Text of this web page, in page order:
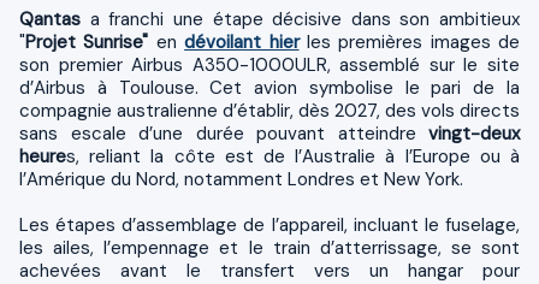
Qantas a franchi une étape décisive dans son ambitieux
"Projet Sunrise" endévoilant hierles premières images de
son premier Airbus A350-1000ULR, assemblé sur le site
d’Airbus à Toulouse. Cet avion symbolise le pari de la
compagnie australienne d’établir, dès 2027, des vols directs
sans escale d’une durée pouvant atteindre vingt-deux
heures, reliant la côte est de l’Australie à l’Europe ou à
l’Amérique du Nord, notamment Londres et New York.
Les étapes d’assemblage de l’appareil, incluant le fuselage,
les ailes, l’empennage et le train d’atterrissage, se sont
achevées avant le transfert vers un hangar pour